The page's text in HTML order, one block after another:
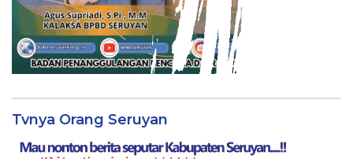
Tvnya Orang Seruyan